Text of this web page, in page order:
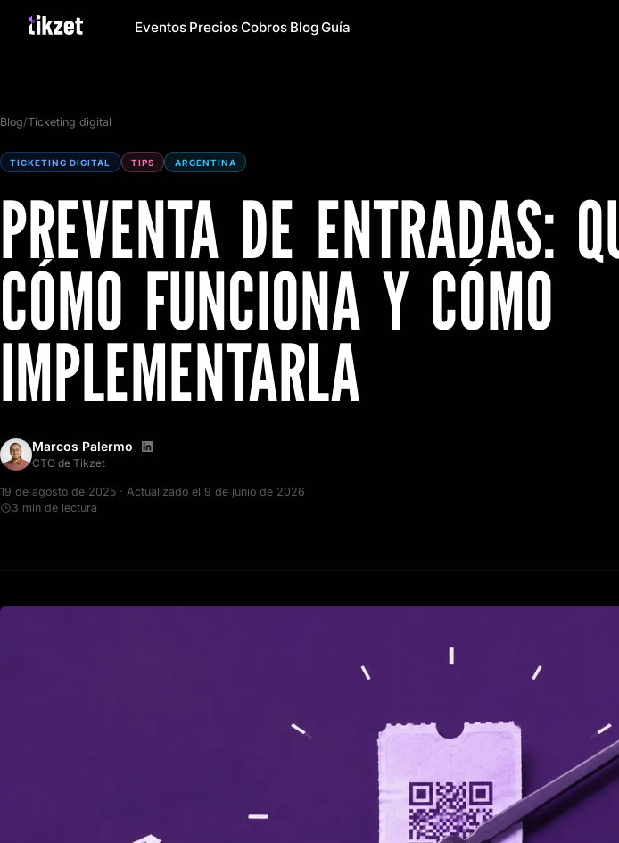
Eventos PreciosCobros BlogGuía
Blog/Ticketing digital
TICKETING DIGITAL TIPS ARGENTINA
PREVENTA DE ENTRADAS:
CÓMO FUNCIONA Y CÓMO
IMPLEMENTARLA
Marcos Palermo
CTO de Tikzet
19 de agosto de 2025 · Actualizado el 9 de junio de 2026
3 min de lectura